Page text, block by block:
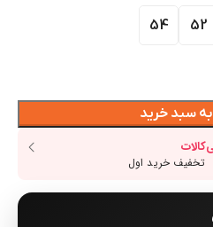
52
54
سبد خرید